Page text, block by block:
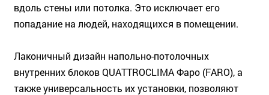
вдоль стены или потолка. Это исключает его
попадание на людей, находящихся в помещении.
Лаконичный дизайн напольно-потолочных
внутренних блоков QUATTROCLIMA Фаро (FARO), а
также универсальность их установки, позволяют